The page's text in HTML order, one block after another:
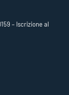
– Iscrizione al